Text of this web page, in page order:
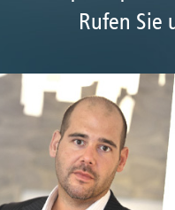
Rufen Sie